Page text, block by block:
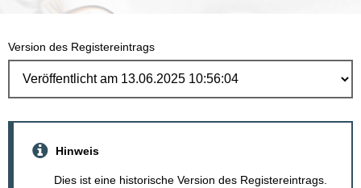
Version des Registereintrags
Hinweis
Dies ist eine historische Version des Registereintrags.